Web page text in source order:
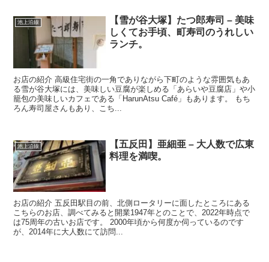
池上沿線
【雪が谷大塚】たつ郎寿司 – 美味
しくてお手頃、町寿司のうれしい
ランチ。
お店の紹介 高級住宅街の一角でありながら下町のような雰囲気もあ
る雪が谷大塚には、美味しい豆腐が楽しめる「あらいや豆腐店」や小
籠包の美味しいカフェである「HarunAtsu Café」もあります。 もち
ろん寿司屋さんもあり、こち...
池上沿線
【五反田】亜細亜 – 大人数で広東
料理を満喫。
お店の紹介 五反田駅目の前、北側ロータリーに面したところにある
こちらのお店、調べてみると開業1947年とのことで、2022年時点で
は75周年の古いお店です。 2000年頃から何度か伺っているのです
が、2014年に大人数にて訪問...